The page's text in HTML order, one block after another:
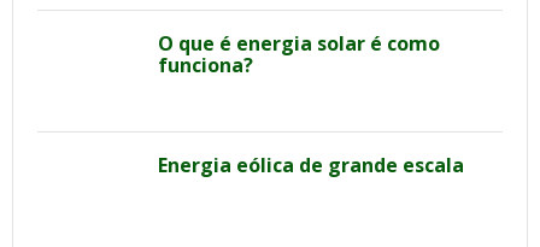
O que é energia solar é como
funciona?
Energia eólica de grande escala